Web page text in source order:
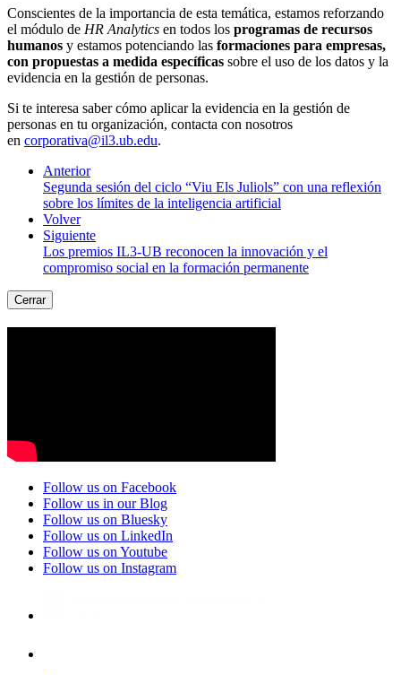
Conscientes de la importancia de esta temática, estamos reforzando
el módulo de HR Analytics en todos los programas de recursos
humanos y estamos potenciando las formaciones para empresas,
con propuestas a medida específicas sobre el uso de los datos y la
evidencia en la gestión de personas.
Si te interesa saber cómo aplicar la evidencia en la gestión de
personas en tu organización, contacta con nosotros
en corporativa@il3.ub.edu.
Anterior
Segunda sesión del ciclo “Viu Els Juliols” con una reflexión
sobre los límites de la inteligencia artificial
Volver
Siguiente
Los premios IL3-UB reconocen la innovación y el
compromiso social en la formación permanente
Cerrar
Follow us on Facebook
Follow us in our Blog
Follow us on Bluesky
Follow us on LinkedIn
Follow us on Youtube
Follow us on Instagram